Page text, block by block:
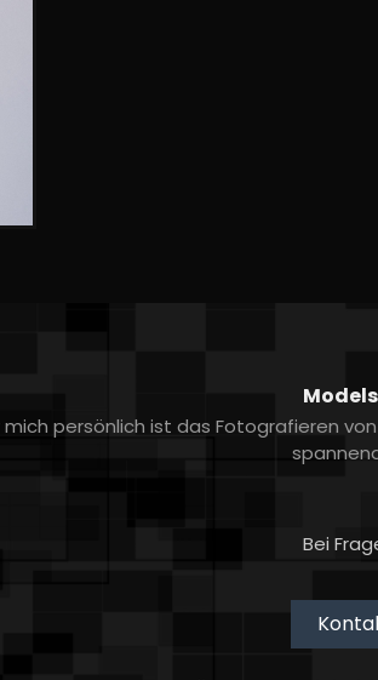
mich persönlich ist das Fotografieren
Bei